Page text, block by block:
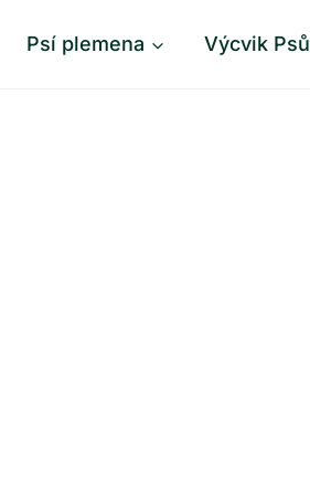
Psí plemena Výcvik Psů